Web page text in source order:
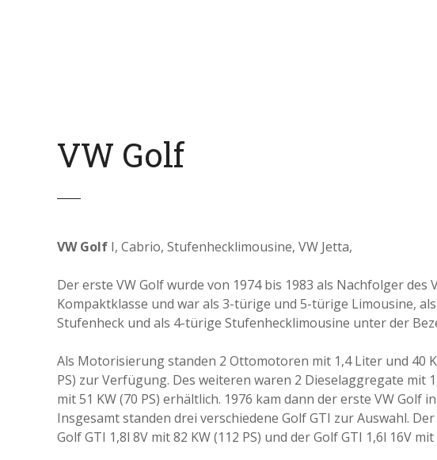
VW Golf
VW Golf I, Cabrio, Stufenhecklimousine, VW Jetta,
Der erste VW Golf wurde von 1974 bis 1983 als Nachfolger des
Kompaktklasse und war als 3-türige und 5-türige Limousine,
Stufenheck und als 4-türige Stufenhecklimousine unter der
Als Motorisierung standen 2 Ottomotoren mit 1,4 Liter und 40
PS) zur Verfügung. Des weiteren waren 2 Dieselaggregate mit
mit 51 KW (70 PS) erhältlich. 1976 kam dann der erste VW Golf
Insgesamt standen drei verschiedene Golf GTI zur Auswahl. Der
Golf GTI 1,8l 8V mit 82 KW (112 PS) und der Golf GTI 1,6l 16V mit